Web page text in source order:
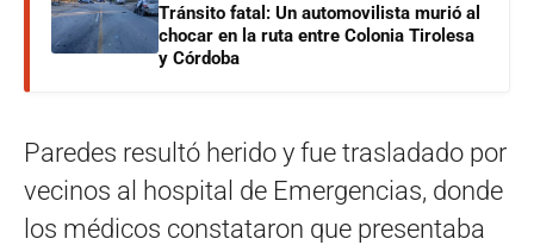
Tránsito fatal: Un automovilista murió al
chocar en la ruta entre Colonia Tirolesa
y Córdoba
Paredes resultó herido y fue trasladado por
vecinos al hospital de Emergencias, donde
los médicos constataron que presentaba